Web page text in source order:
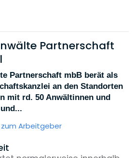
Partnerschaft
Partnerschaft mbB berät als
an den Standorten
mit rd. 50 Anwältinnen und
Arbeitgeber